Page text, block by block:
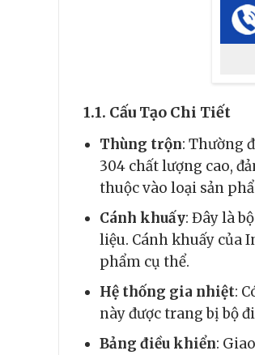
1.1. Cấu Tạo Chi Tiết
Thùng trộn: Thường
304 chất lượng cao,
thuộc vào loại sản
Cánh khuấy: Đây là
liệu. Cánh khuấy của
phẩm cụ thể.
Hệ thống gia nhiệt:
này được trang bị bộ
Bảng điều khiển: